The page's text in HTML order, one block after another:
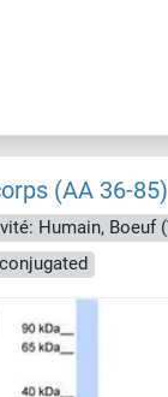
(AA 36-85)